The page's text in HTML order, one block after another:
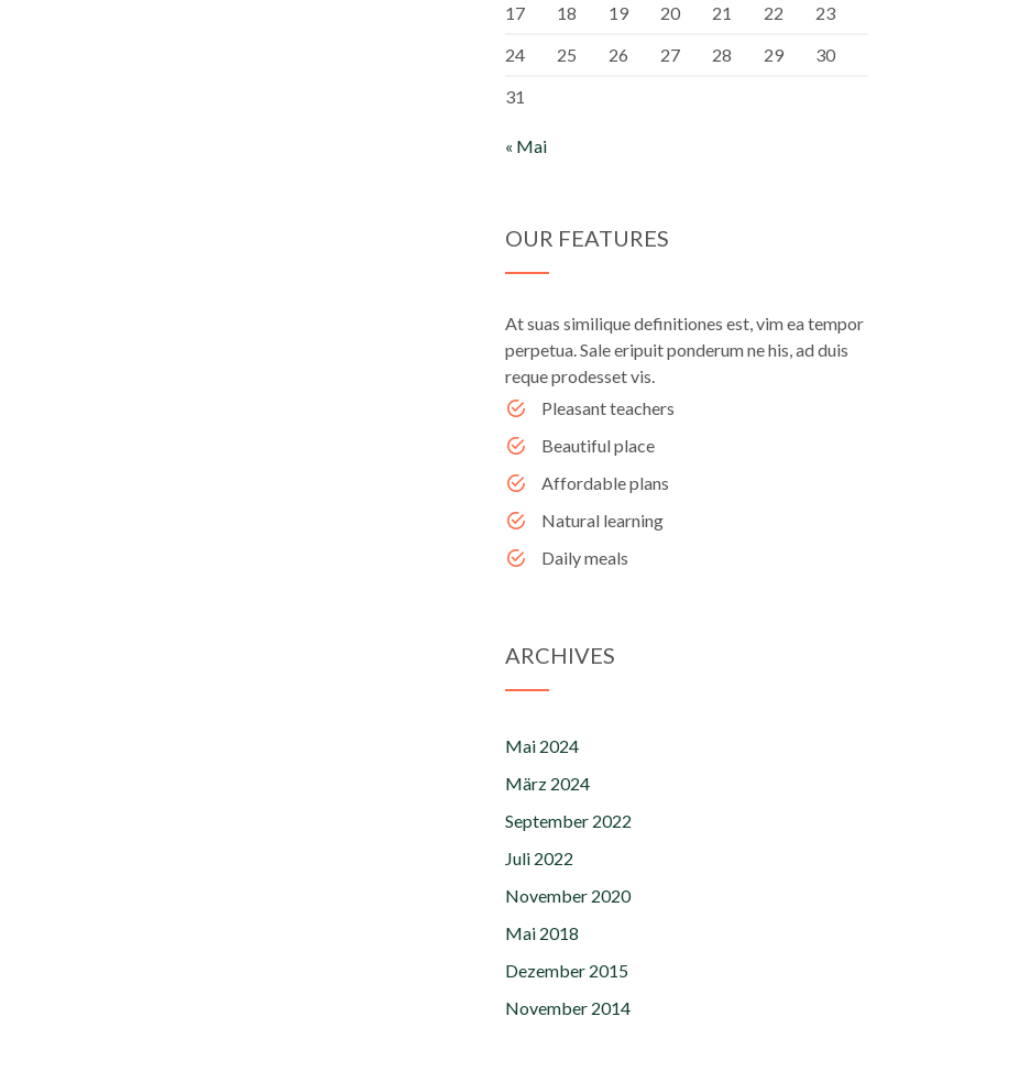
17
18 19 20 21 22
23
24
25 26 27 28 29
30
31
« Mai
OUR FEATURES
At suas similique definitiones est, vim ea tempor
perpetua. Sale eripuit ponderum ne his, ad duis
reque prodesset vis.
Pleasant teachers
Beautiful place
Affordable plans
Natural learning
Daily meals
ARCHIVES
Mai 2024
März 2024
September 2022
Juli 2022
November 2020
Mai 2018
Dezember 2015
November 2014